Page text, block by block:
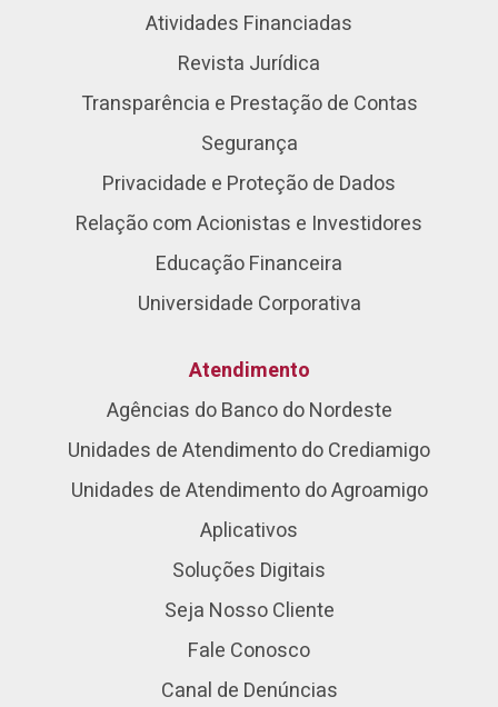
Atividades Financiadas
Revista Jurídica
Transparência e Prestação de Contas
Segurança
Privacidade e Proteção de Dados
Relação com Acionistas e Investidores
Educação Financeira
Universidade Corporativa
Atendimento
Agências do Banco do Nordeste
Unidades de Atendimento do Crediamigo
Unidades de Atendimento do Agroamigo
Aplicativos
Soluções Digitais
Seja Nosso Cliente
Fale Conosco
Canal de Denúncias